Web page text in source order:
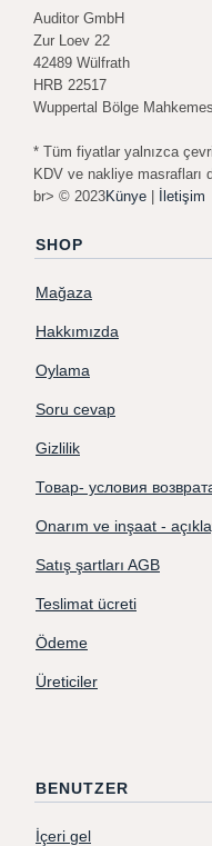
Auditor GmbH
Zur Loev 22
42489 Wülfrath
HRB 22517
Wuppertal Bölge
* Tüm fiyatlar yalnızca
KDV ve nakliye masrafları
br> © 2023Künye | İletişim
SHOP
Mağaza
Hakkımızda
Oylama
Soru cevap
Gizlilik
Товар- условия
Onarım ve inşaat -
Satış şartları AGB
Teslimat ücreti
Ödeme
Üreticiler
BENUTZER
İçeri gel